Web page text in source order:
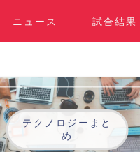
ニュース 試合結果
テクノロジーまと
め